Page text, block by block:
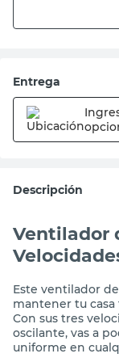
Entrega
Descripción
Ventilador
Este ventilador
mantener tu casa
Con sus tres
oscilante, vas a
uniforme en